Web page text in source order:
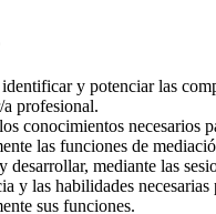
y potenciar las
profesional.
conocimientos necesarios
las funciones de
desarrollar, mediante las
y las habilidades necesarias
sus funciones.